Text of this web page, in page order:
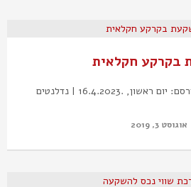
בקרקע חקלאית
.16.4.2023 | נדלנטים
אוגוסט 3, 2019